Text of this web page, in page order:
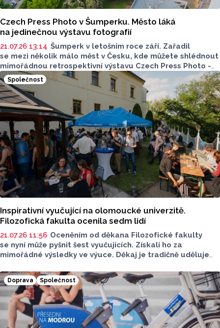
Czech Press Photo v Šumperku. Město láká
na jedinečnou výstavu fotografií
21.07.26 13:14 Šumperk v letošním roce září. Zařadil
se mezi několik málo měst v Česku, kde můžete shlédnout
mimořádnou retrospektivní výstavu Czech Press Photo -
kolekci Fotografie roku. Ve venkovním prostoru budou
k vidění od 23. července.
Společnost
Inspirativní vyučující na olomoucké univerzitě.
Filozofická fakulta ocenila sedm lidí
21.07.26 11:56 Oceněním od děkana Filozofické fakulty
se nyní může pyšnit šest vyučujících. Získali ho za
mimořádné výsledky ve výuce. Děkaj je tradičně uděluje
v Parkánových zahradách.
Doprava Společnost